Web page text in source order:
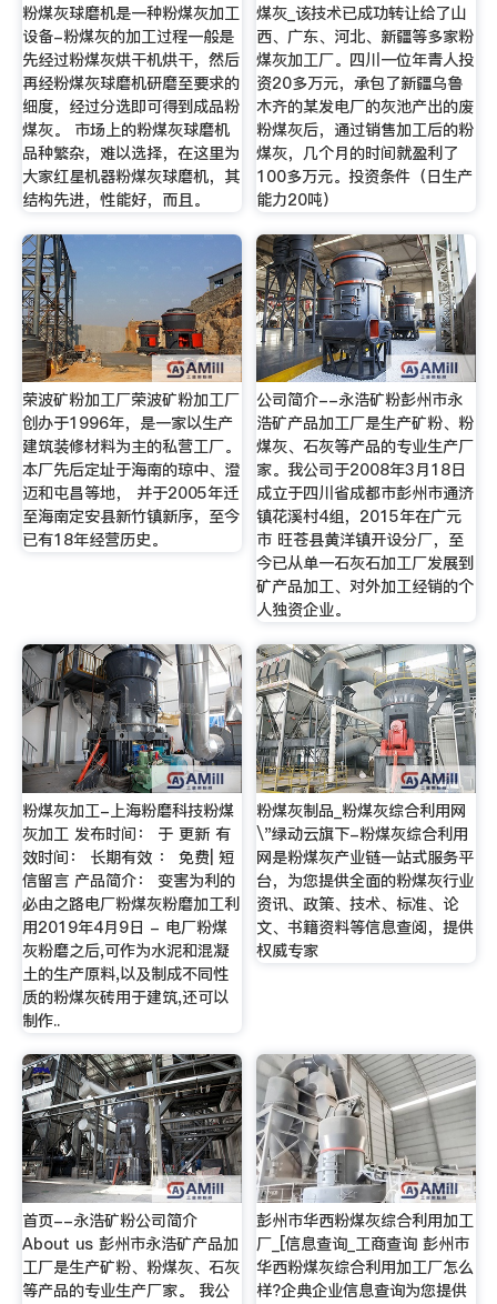
粉煤灰球磨机是一种粉煤灰加工
设备-粉煤灰的加工过程一般是
先经过粉煤灰烘干机烘干，然后
再经粉煤灰球磨机研磨至要求的
细度，经过分选即可得到成品粉
煤灰。 市场上的粉煤灰球磨机
品种繁杂，难以选择，在这里为
大家红星机器粉煤灰球磨机，其
结构先进，性能好，而且。
煤灰_该技术已成功转让给了山
西、广东、河北、新疆等多家粉
煤灰加工厂。四川一位年青人投
资20多万元，承包了新疆乌鲁
木齐的某发电厂的灰池产出的废
粉煤灰后，通过销售加工后的粉
煤灰，几个月的时间就盈利了
100多万元。投资条件（日生产
能力20吨）
荣波矿粉加工厂荣波矿粉加工厂
创办于1996年，是一家以生产
建筑装修材料为主的私营工厂。
本厂先后定址于海南的琼中、澄
迈和屯昌等地， 并于2005年迁
至海南定安县新竹镇新序，至今
已有18年经营历史。
公司简介--永浩矿粉彭州市永
浩矿产品加工厂是生产矿粉、粉
煤灰、石灰等产品的专业生产厂
家。我公司于2008年3月18日
成立于四川省成都市彭州市通济
镇花溪村4组，2015年在广元
市 旺苍县黄洋镇开设分厂，至
今已从单一石灰石加工厂发展到
矿产品加工、对外加工经销的个
人独资企业。
粉煤灰加工-上海粉磨科技粉煤
灰加工 发布时间： 于 更新 有
效时间： 长期有效 ： 免费| 短
信留言 产品简介： 变害为利的
必由之路电厂粉煤灰粉磨加工利
用2019年4月9日 - 电厂粉煤
灰粉磨之后,可作为水泥和混凝
土的生产原料,以及制成不同性
质的粉煤灰砖用于建筑,还可以
制作..
粉煤灰制品_粉煤灰综合利用网
\"绿动云旗下-粉煤灰综合利用
网是粉煤灰产业链一站式服务平
台，为您提供全面的粉煤灰行业
资讯、政策、技术、标准、论
文、书籍资料等信息查阅，提供
权威专家
首页--永浩矿粉公司简介
About us 彭州市永浩矿产品加
工厂是生产矿粉、粉煤灰、石灰
等产品的专业生产厂家。 我公
彭州市华西粉煤灰综合利用加工
厂_[信息查询_工商查询 彭州市
华西粉煤灰综合利用加工厂怎么
样?企典企业信息查询为您提供